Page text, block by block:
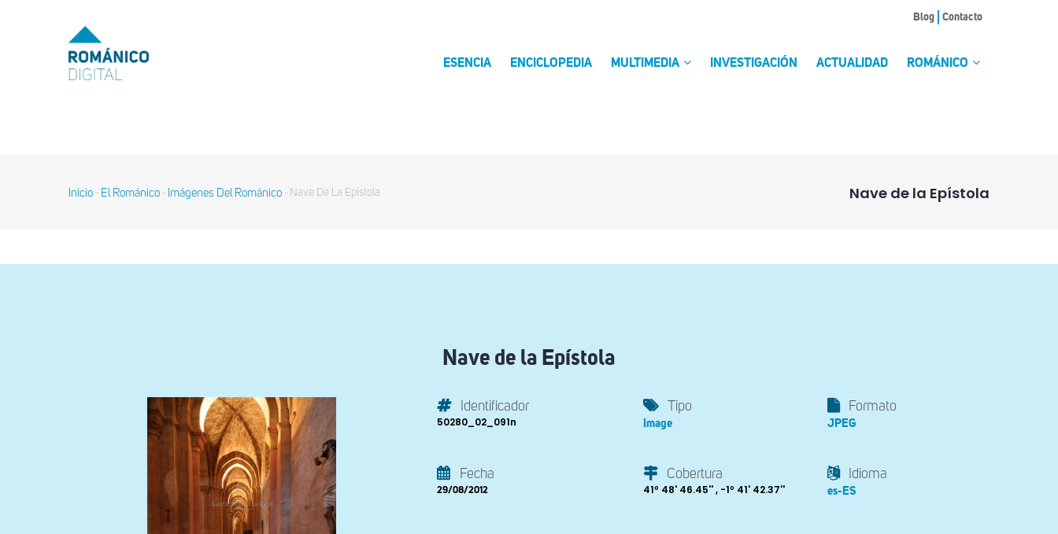
MENU
TOP
Blog Contacto
ESENCIA ENCICLOPEDIA MULTIMEDIA INVESTIGACIÓN ACTUALIDAD ROMÁNICO
Nave de la Epístola
Sobrescribir
Inicio - El Románico - Imágenes Del Románico - Nave De La Epístola
Nave de la Epístola
Identificador
50280_02_091n
Tipo
Image
Formato
JPEG
Fecha
29/08/2012
Cobertura
41º 48' 46.45'' , -1º 41' 42.37''
Idioma
es-ES